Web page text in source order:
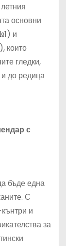
основни
и
които
гледки,
до редица
с
бъде една
С
и
за